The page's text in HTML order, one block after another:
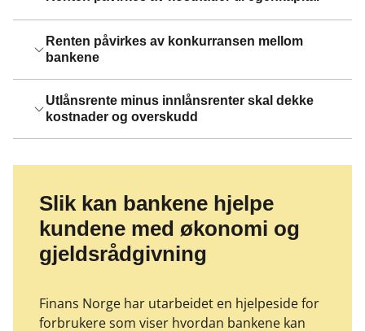
Renten påvirkes av konkurransen mellom
bankene
Utlånsrente minus innlånsrenter skal dekke
kostnader og overskudd
Slik kan bankene hjelpe
kundene med økonomi og
gjeldsrådgivning
Finans Norge har utarbeidet en hjelpeside for
forbrukere som viser hvordan bankene kan